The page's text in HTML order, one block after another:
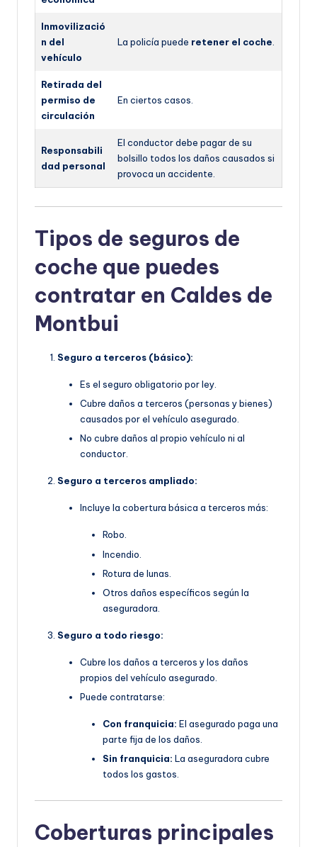
Inmovilizació
n del
vehículo
La policía puede retener el coche
Retirada del
permiso de
circulación
En ciertos casos.
Responsabili
dad personal
El conductor debe pagar de su
bolsillo todos los daños causados si
provoca un accidente.
Tipos de seguros de
coche que puedes
contratar en Caldes de
Montbui
Seguro a terceros (básico):
Es el seguro obligatorio por ley.
Cubre daños a terceros (personas y bienes)
causados por el vehículo asegurado.
No cubre daños al propio vehículo ni al
conductor.
Seguro a terceros ampliado:
Incluye la cobertura básica a terceros más:
Robo.
Incendio.
Rotura de lunas.
Otros daños específicos según la
aseguradora.
Seguro a todo riesgo:
Cubre los daños a terceros y los daños
propios del vehículo asegurado.
Puede contratarse:
Con franquicia: El asegurado paga una
parte fija de los daños.
Sin franquicia: La aseguradora cubre
todos los gastos.
Coberturas principales